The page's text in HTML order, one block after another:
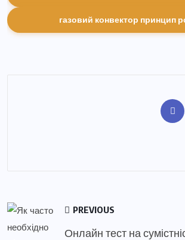
газовий конвектор принцип
PREVIOUS
Онлайн тест на